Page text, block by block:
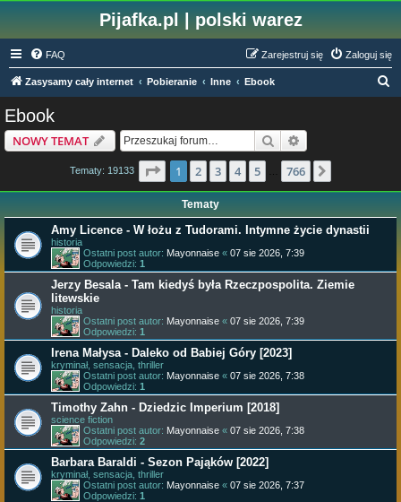
Pijafka.pl | polski warez
FAQ Zaloguj się
Zarejestruj się
Zasysamy cały internet Pobieranie Inne Ebook
Ebook
NOWY TEMAT Szukaj
Tematy: 19133 Strona z766
1 2 3 4 5 766
Tematy
Amy Licence - W łożu z Tudorami. Intymne życie dynastii
historia
Ostatni post autor: Mayonnaise « 07 sie 2026, 7:39
Odpowiedzi: 1
Jerzy Besala - Tam kiedyś była Rzeczpospolita. Ziemie
litewskie
historia
Ostatni post autor: Mayonnaise « 07 sie 2026, 7:39
Odpowiedzi: 1
Irena Małysa - Daleko od Babiej Góry [2023]
kryminał, sensacja, thriller
Ostatni post autor: Mayonnaise « 07 sie 2026, 7:38
Odpowiedzi: 1
Timothy Zahn - Dziedzic Imperium [2018]
science fiction
Ostatni post autor: Mayonnaise « 07 sie 2026, 7:38
Odpowiedzi: 2
Barbara Baraldi - Sezon Pająków [2022]
kryminał, sensacja, thriller
Ostatni post autor: Mayonnaise « 07 sie 2026, 7:37
Odpowiedzi: 1